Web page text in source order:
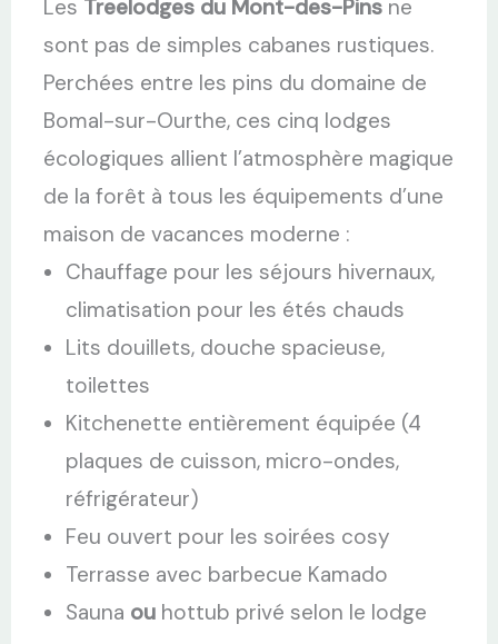
Les Treelodges du Mont-des-Pins ne
sont pas de simples cabanes rustiques.
Perchées entre les pins du domaine de
Bomal-sur-Ourthe, ces cinq lodges
écologiques allient l’atmosphère magique
de la forêt à tous les équipements d’une
maison de vacances moderne :
Chauffage pour les séjours hivernaux,
climatisation pour les étés chauds
Lits douillets, douche spacieuse,
toilettes
Kitchenette entièrement équipée (4
plaques de cuisson, micro-ondes,
réfrigérateur)
Feu ouvert pour les soirées cosy
Terrasse avec barbecue Kamado
Sauna ou hottub privé selon le lodge